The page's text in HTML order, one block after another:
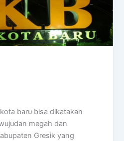
baru bisa dikatakan
megah dan
Gresik yang